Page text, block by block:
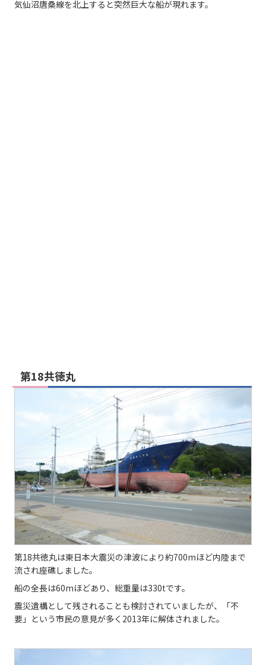
気仙沼唐桑線を北上すると突然巨大な船が現れます。
第18共徳丸
第18共徳丸は東日本大震災の津波により約700mほど内陸まで
流され座礁しました。
船の全長は60mほどあり、総重量は330tです。
震災遺構として残されることも検討されていましたが、「不
要」という市民の意見が多く2013年に解体されました。